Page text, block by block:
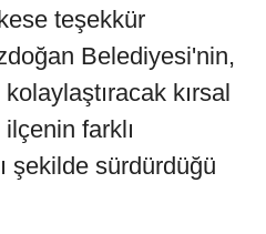
teşekkür
Belediyesi'nin,
kolaylaştıracak kırsal
ilçenin farklı
şekilde sürdürdüğü